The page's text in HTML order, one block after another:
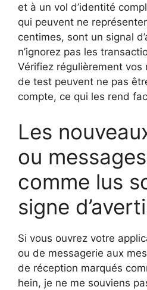
et à un vol d’identité
qui peuvent ne
centimes, sont un signal
n’ignorez pas les
Vérifiez régulièrement vos
de test peuvent ne pas
compte, ce qui les rend
Les
ou
comme lus
signe
Si vous ouvrez votre
ou de messagerie aux
de réception marqués
hein, je ne me souviens